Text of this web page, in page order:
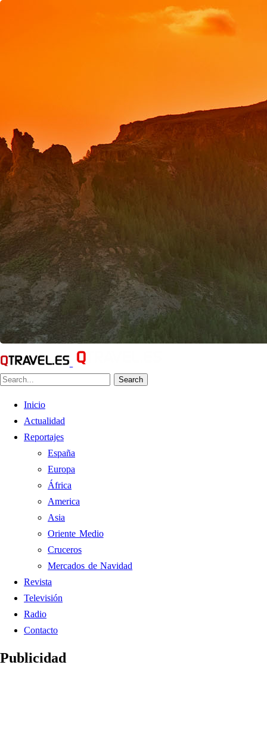
Search
Inicio
Actualidad
Reportajes
España
Europa
África
America
Asia
Oriente Medio
Cruceros
Mercados de Navidad
Revista
Televisión
Radio
Contacto
Publicidad